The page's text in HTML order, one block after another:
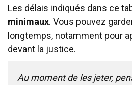
Les délais indiqués dans ce
minimaux. Vous pouvez
longtemps, notamment pour
devant la justice.
Au moment de les jeter,